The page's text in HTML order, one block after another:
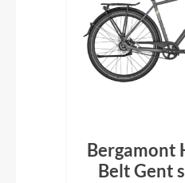
Bergamont
Belt Gent